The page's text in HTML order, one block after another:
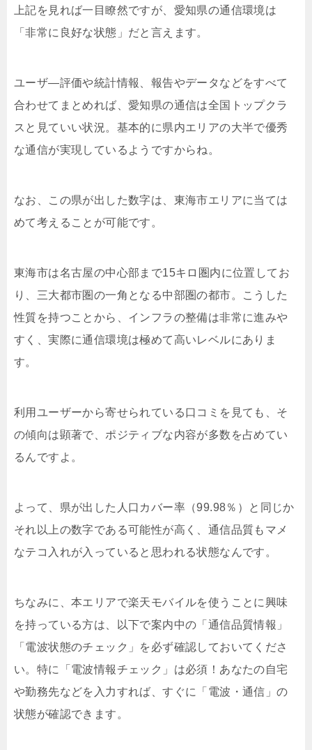
上記を見れば一目瞭然ですが、愛知県の通信環境は
「非常に良好な状態」だと言えます。
ユーザ―評価や統計情報、報告やデータなどをすべて
合わせてまとめれば、愛知県の通信は全国トップクラ
スと見ていい状況。基本的に県内エリアの大半で優秀
な通信が実現しているようですからね。
なお、この県が出した数字は、東海市エリアに当ては
めて考えることが可能です。
東海市は名古屋の中心部まで15キロ圏内に位置してお
り、三大都市圏の一角となる中部圏の都市。こうした
性質を持つことから、インフラの整備は非常に進みや
すく、実際に通信環境は極めて高いレベルにありま
す。
利用ユーザーから寄せられている口コミを見ても、そ
の傾向は顕著で、ポジティブな内容が多数を占めてい
るんですよ。
よって、県が出した人口カバー率（99.98％）と同じか
それ以上の数字である可能性が高く、通信品質もマメ
なテコ入れが入っていると思われる状態なんです。
ちなみに、本エリアで楽天モバイルを使うことに興味
を持っている方は、以下で案内中の「通信品質情報」
「電波状態のチェック」を必ず確認しておいてくださ
い。特に「電波情報チェック」は必須！あなたの自宅
や勤務先などを入力すれば、すぐに「電波・通信」の
状態が確認できます。